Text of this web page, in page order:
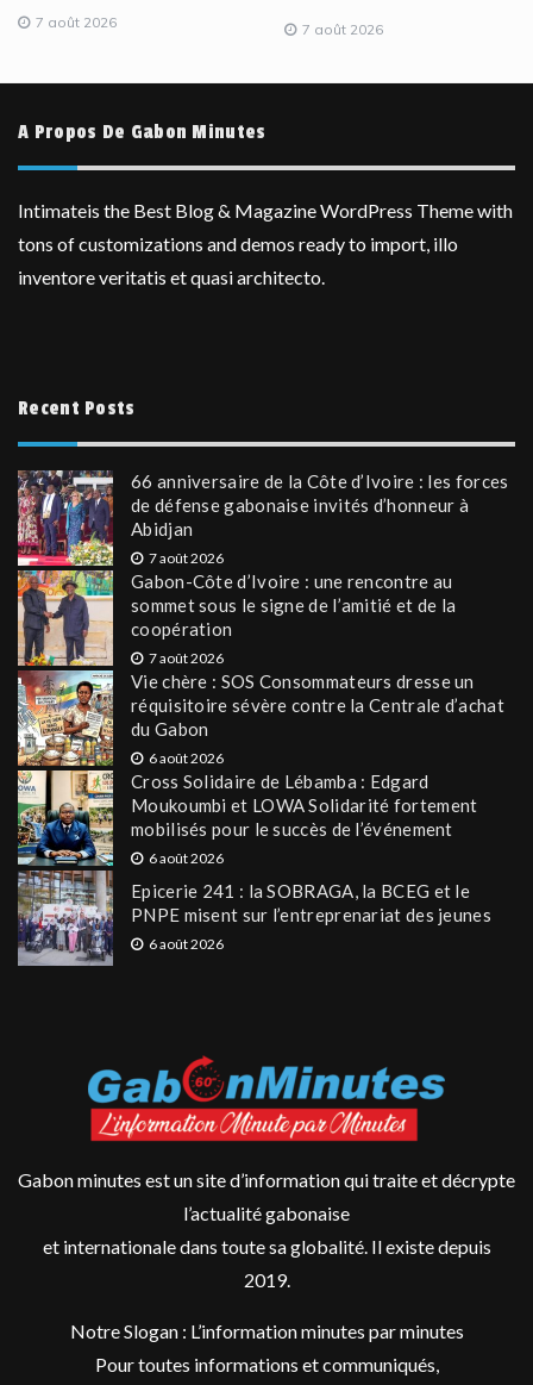
7 août 2026 7 août 2026
A Propos De Gabon Minutes
Intimateis the Best Blog & Magazine WordPress Theme with
tons of customizations and demos ready to import, illo
inventore veritatis et quasi architecto.
Recent Posts
66 anniversaire de la Côte d’Ivoire : les forces
de défense gabonaise invités d’honneur à
Abidjan
7 août 2026
Gabon-Côte d’Ivoire : une rencontre au
sommet sous le signe de l’amitié et de la
coopération
7 août 2026
Vie chère : SOS Consommateurs dresse un
réquisitoire sévère contre la Centrale d’achat
du Gabon
6 août 2026
Cross Solidaire de Lébamba : Edgard
Moukoumbi et LOWA Solidarité fortement
mobilisés pour le succès de l’événement
6 août 2026
Epicerie 241 : la SOBRAGA, la BCEG et le
PNPE misent sur l’entreprenariat des jeunes
6 août 2026
Gabon minutes est un site d’information qui traite et décrypte
l’actualité gabonaise
et internationale dans toute sa globalité. Il existe depuis
2019.
Notre Slogan : L’information minutes par minutes
Pour toutes informations et communiqués,